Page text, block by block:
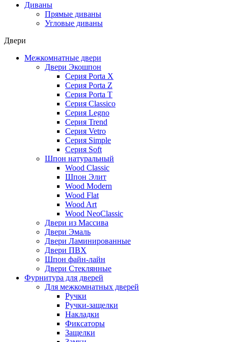
Диваны
Прямые диваны
Угловые диваны
Двери
Межкомнатные двери
Двери Экошпон
Серия Porta X
Серия Porta Z
Серия Porta T
Серия Classico
Серия Legno
Серия Trend
Серия Vetro
Серия Simple
Серия Soft
Шпон натуральный
Wood Classic
Шпон Элит
Wood Modern
Wood Flat
Wood Art
Wood NeoClassic
Двери из Массива
Двери Эмаль
Двери Ламинированные
Двери ПВХ
Шпон файн-лайн
Двери Стеклянные
Фурнитура для дверей
Для межкомнатных дверей
Ручки
Ручки-защелки
Накладки
Фиксаторы
Защелки